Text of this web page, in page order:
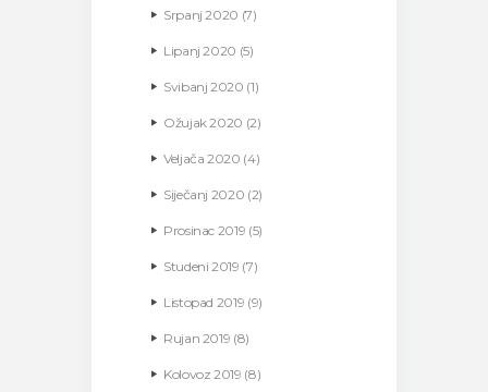
Srpanj2020 (7)
Lipanj2020 (5)
Svibanj2020 (1)
Ožujak2020 (2)
Veljača2020 (4)
Siječanj 2020 (2)
Prosinac 2019 (5)
Studeni2019 (7)
Listopad 2019 (9)
Rujan 2019 (8)
Kolovoz2019 (8)